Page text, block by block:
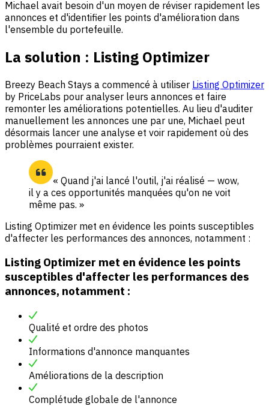
Michael avait besoin d'un moyen de réviser rapidement les
annonces et d'identifier les points d'amélioration dans
l'ensemble du portefeuille.
La solution : Listing Optimizer
Breezy Beach Stays a commencé à utiliser Listing Optimizer
by PriceLabs pour analyser leurs annonces et faire
remonter les améliorations potentielles. Au lieu d'auditer
manuellement les annonces une par une, Michael peut
désormais lancer une analyse et voir rapidement où des
problèmes pourraient exister.
« Quand j'ai lancé l'outil, j'ai réalisé — wow,
il y a ces opportunités manquées qu'on ne voit
même pas. »
Listing Optimizer met en évidence les points susceptibles
d'affecter les performances des annonces, notamment :
Listing Optimizer met en évidence les points
susceptibles d'affecter les performances des
annonces, notamment :
Qualité et ordre des photos
Informations d'annonce manquantes
Améliorations de la description
Complétude globale de l'annonce